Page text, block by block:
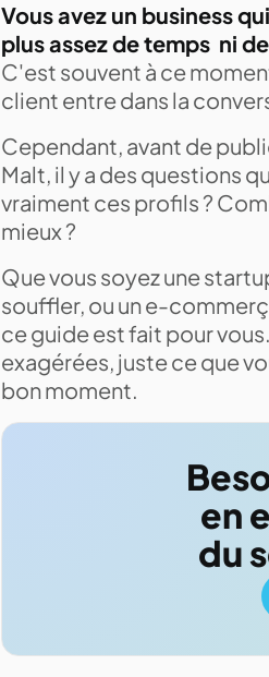
Vous avez un business
plus assez de temps ni
C'est souvent à ce
client entre dans la
Cependant, avant de
Malt, il y a des questions
vraiment ces profils ?
mieux ?
Que vous soyez une
souffler, ou un e-
ce guide est fait pour
exagérées, juste ce que
bon moment.
en
du